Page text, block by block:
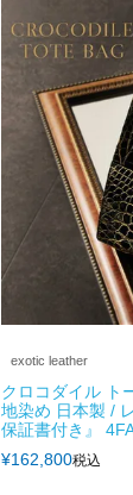
exotic leather
クロコダイル ト
地染め 日本製 /
保証書付き』
¥162,800税込